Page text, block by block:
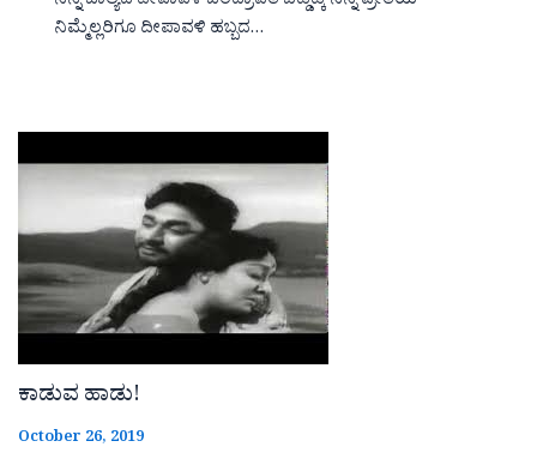
ನಿಮ್ಮೆಲ್ಲರಿಗೂ ದೀಪಾವಳಿ ಹಬ್ಬದ…
ಕಾಡುವ ಹಾಡು!
October 26, 2019